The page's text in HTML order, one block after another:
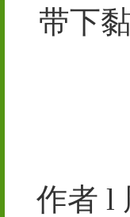
带下
作者 l